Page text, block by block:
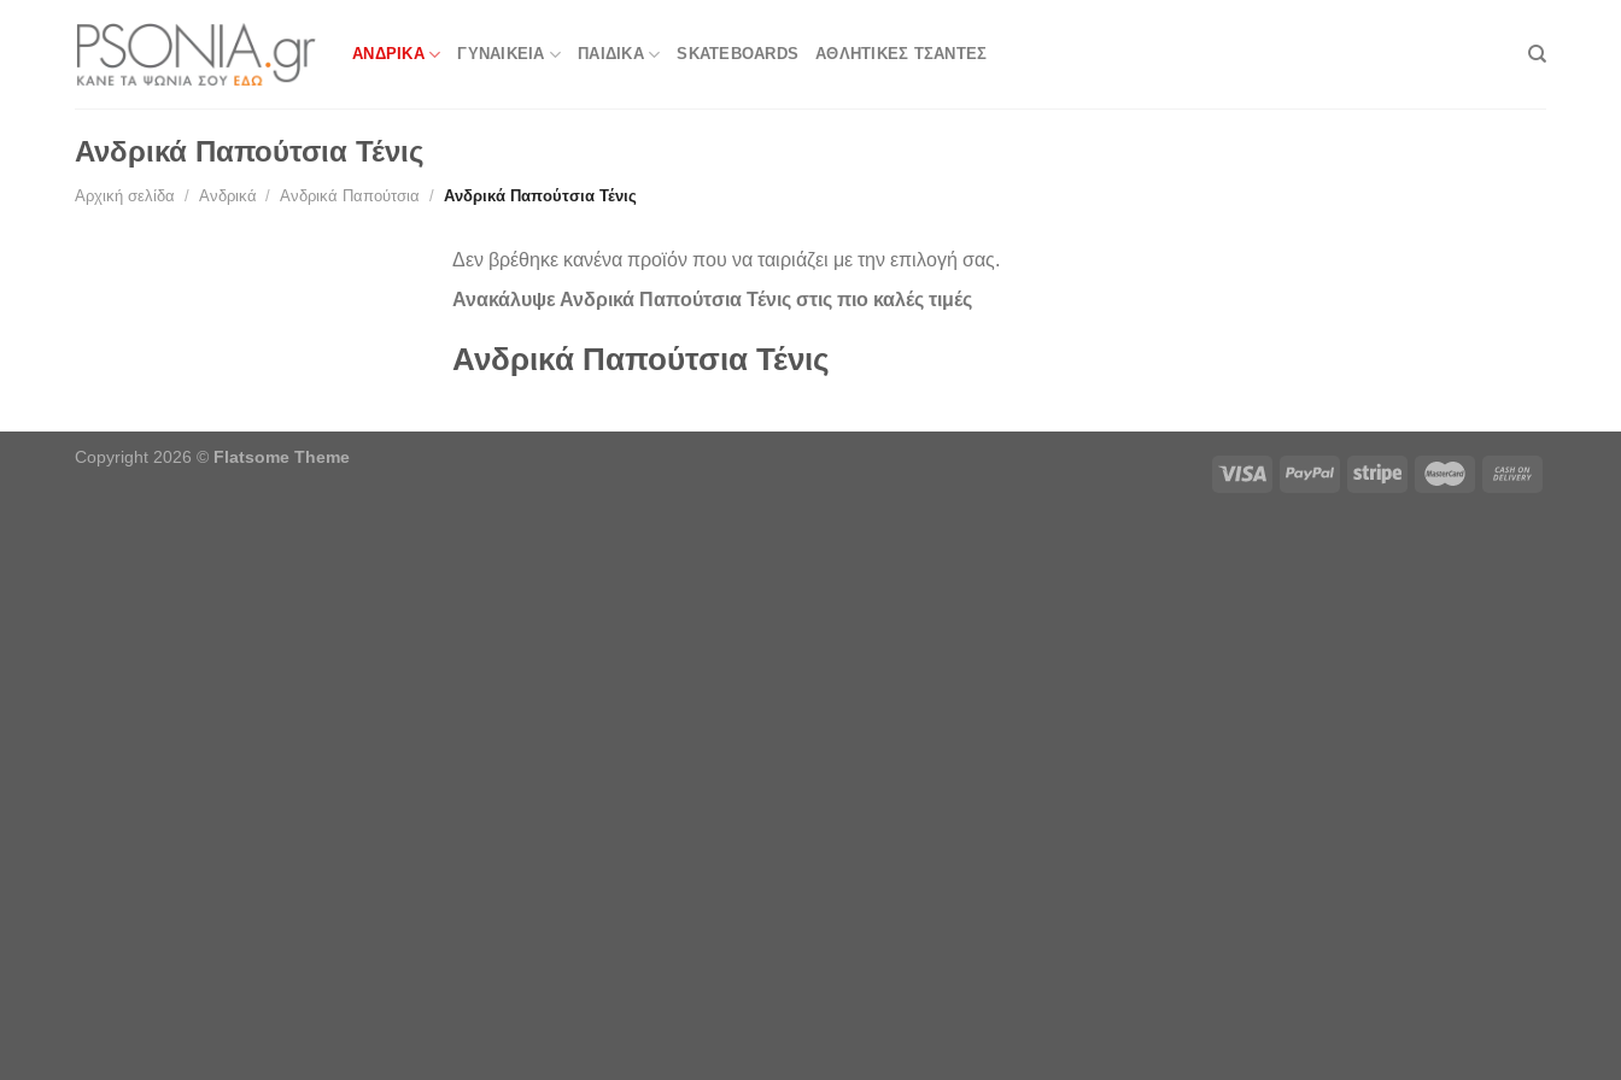
ΑΝΔΡΙΚΑ ΓΥΝΑΙΚΕΙΑ ΠΑΙΔΙΚΑ SKATEBOARDS ΑΘΛΗΤΙΚΈΣ ΤΣΆΝΤΕΣ
Ανδρικά Παπούτσια Τένις
Αρχική σελίδα / Ανδρικά / Ανδρικά Παπούτσια / Ανδρικά Παπούτσια Τένις
Δεν βρέθηκε κανένα προϊόν που να ταιριάζει με την επιλογή σας.
Ανακάλυψε Ανδρικά Παπούτσια Τένις στις πιο καλές τιμές
Ανδρικά Παπούτσια Τένις
Copyright 2026 © Flatsome Theme